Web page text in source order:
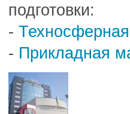
подготовки:
-
- Прикладная